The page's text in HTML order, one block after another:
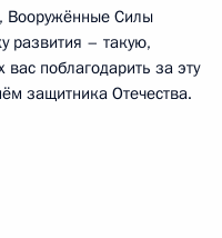
Вооружённые Силы
развития – такую,
поблагодарить за эту
защитника Отечества.